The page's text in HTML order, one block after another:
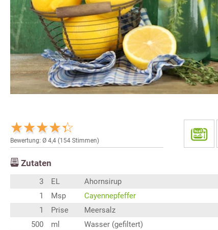
Bewertung: Ø 4,4 (154 Stimmen)
Zutaten
3 EL
Ahornsirup
1
Msp
Cayennepfeffer
1
Prise
Meersalz
500
ml
Wasser (gefiltert)